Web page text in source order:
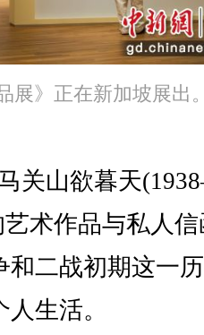
展》正在新加坡展出
山欲暮天
术作品与私人
和二战初期这一
生活。